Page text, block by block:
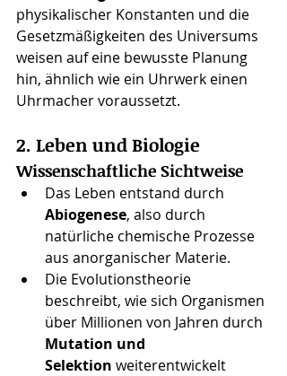
physikalischer Konstanten und die
Gesetzmäßigkeiten des Universums
weisen auf eine bewusste Planung
hin, ähnlich wie ein Uhrwerk einen
Uhrmacher voraussetzt.
2. Leben und Biologie
Wissenschaftliche Sichtweise
Das Leben entstand durch
Abiogenese, also durch
natürliche chemische Prozesse
aus anorganischer Materie.
Die Evolutionstheorie
beschreibt, wie sich Organismen
über Millionen von Jahren durch
Mutation und
Selektion weiterentwickelt